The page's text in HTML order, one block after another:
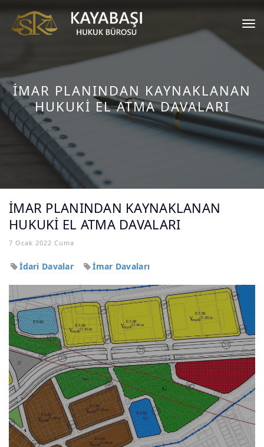
İMAR PLANINDAN KAYNAKLANAN
HUKUKİ EL ATMA DAVALARI
İMAR PLANINDAN KAYNAKLANAN
HUKUKİ EL ATMA DAVALARI
7 Ocak 2022 Cuma
İdari Davalar İmar Davaları